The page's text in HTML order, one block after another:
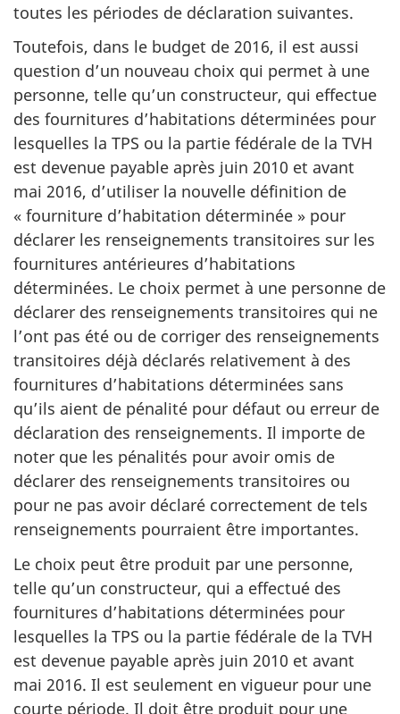
toutes les périodes de déclaration suivantes.
Toutefois, dans le budget de 2016, il est aussi
question d’un nouveau choix qui permet à une
personne, telle qu’un constructeur, qui effectue
des fournitures d’habitations déterminées pour
lesquelles la TPS ou la partie fédérale de la TVH
est devenue payable après juin 2010 et avant
mai 2016, d’utiliser la nouvelle définition de
« fourniture d’habitation déterminée » pour
déclarer les renseignements transitoires sur les
fournitures antérieures d’habitations
déterminées. Le choix permet à une personne de
déclarer des renseignements transitoires qui ne
l’ont pas été ou de corriger des renseignements
transitoires déjà déclarés relativement à des
fournitures d’habitations déterminées sans
qu’ils aient de pénalité pour défaut ou erreur de
déclaration des renseignements. Il importe de
noter que les pénalités pour avoir omis de
déclarer des renseignements transitoires ou
pour ne pas avoir déclaré correctement de tels
renseignements pourraient être importantes.
Le choix peut être produit par une personne,
telle qu’un constructeur, qui a effectué des
fournitures d’habitations déterminées pour
lesquelles la TPS ou la partie fédérale de la TVH
est devenue payable après juin 2010 et avant
mai 2016. Il est seulement en vigueur pour une
courte période. Il doit être produit pour une